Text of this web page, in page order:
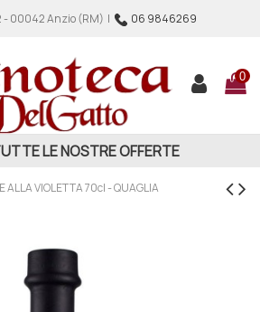
00042 Anzio (RM) | 06 9846269
0
LE NOSTRE OFFERTE
ALLA VIOLETTA 70cl - QUAGLIA